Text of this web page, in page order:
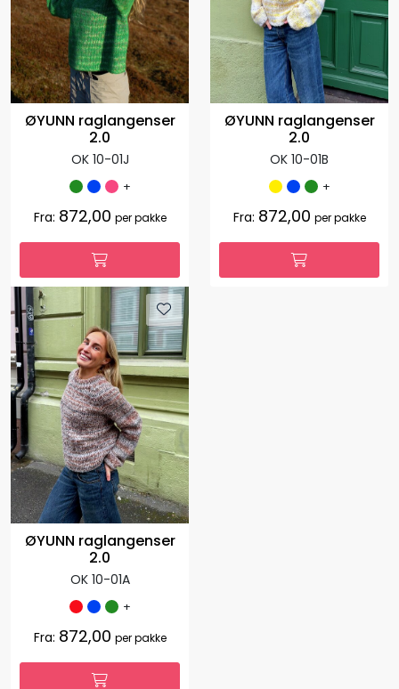
ØYUNN raglangenser
2.0
OK 10-01J
+
Fra: 872,00 per pakke
ØYUNN raglangenser
2.0
OK 10-01B
+
Fra: 872,00 per pakke
ØYUNN raglangenser
2.0
OK 10-01A
+
Fra: 872,00 per pakke